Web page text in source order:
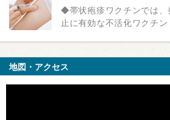
◆帯状疱疹ワクチンでは、
止に有効な不活化ワクチン
地図・アクセス